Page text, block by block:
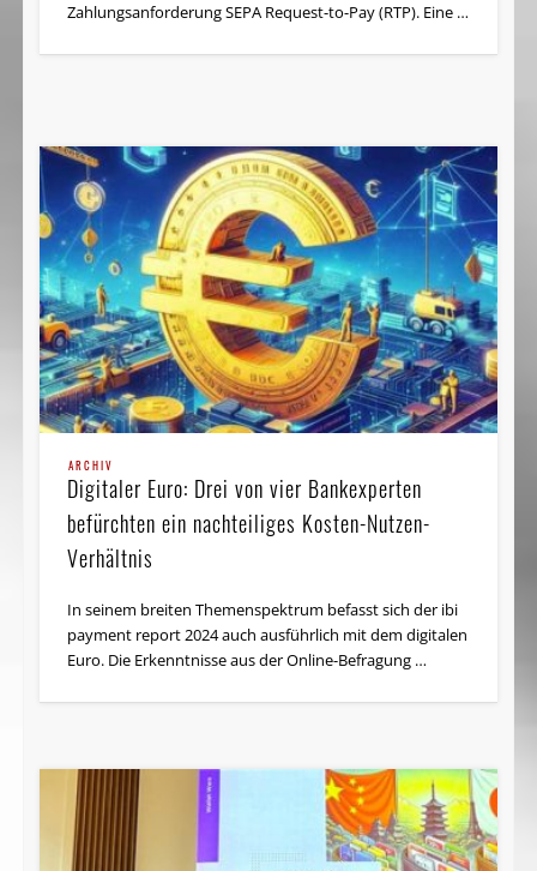
Zahlungsanforderung SEPA Request-to-Pay (RTP). Eine …
ARCHIV
Digitaler Euro: Drei von vier Bankexperten
befürchten ein nachteiliges Kosten-Nutzen-
Verhältnis
In seinem breiten Themenspektrum befasst sich der ibi
payment report 2024 auch ausführlich mit dem digitalen
Euro. Die Erkenntnisse aus der Online-Befragung …